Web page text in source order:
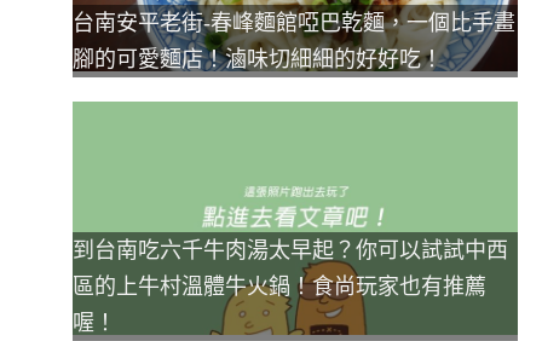
台南安平老街-春峰麵館啞巴乾麵，一個比手畫
腳的可愛麵店！滷味切細細的好好吃！
到台南吃六千牛肉湯太早起？你可以試試中西
區的上牛村溫體牛火鍋！食尚玩家也有推薦
喔！